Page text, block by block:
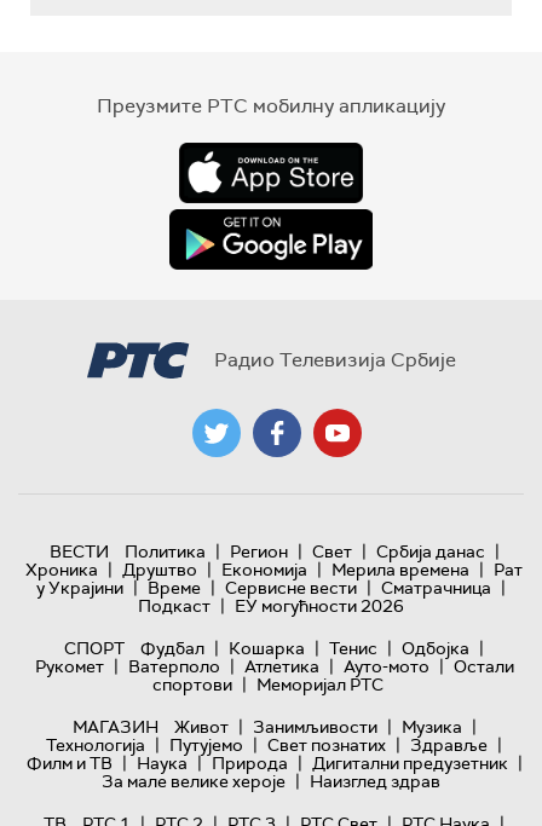
Преузмите РТС мобилну апликацију
Радио Телевизија Србије
ВЕСТИ Политика | Регион | Свет | Србија данас |
Хроника | Друштво | Економија | Мерила времена | Рат
у Украјини | Време | Сервисне вести | Сматрачница |
Подкаст | ЕУ могућности 2026
СПОРТ
Фудбал | Кошарка | Тенис | Одбојка |
Рукомет | Ватерполо | Атлетика | Ауто-мото | Остали
спортови | Меморијал РТС
МАГАЗИН
Живот | Занимљивости | Музика |
Технологијa | Путујемо | Свет познатих | Здравље |
Филм и ТВ | Наука | Природа | Дигитални предузетник |
За мале велике хероје | Наизглед здрав